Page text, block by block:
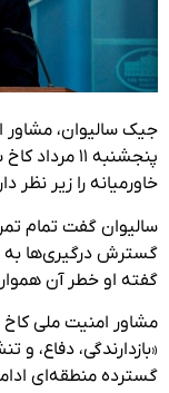
جیک سالیوان، مشاور
پنجشنبه ١١
خاورمیانه را زیر نظر
گسترش درگیری‌ها
گفته او خطر آن
مشاور امنیت ملی
«بازدارندگی، دفاع،
گسترده منطقه‌ای